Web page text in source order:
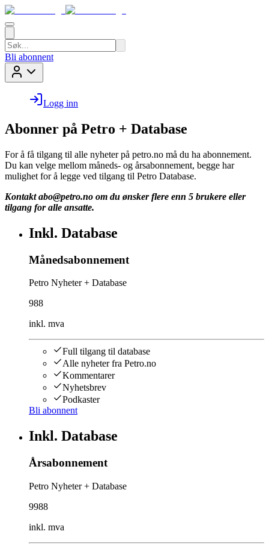
Bli abonnent
Logg inn
Abonner på Petro + Database
For å få tilgang til alle nyheter på petro.no må du ha abonnement.
Du kan velge mellom måneds- og årsabonnement, begge har
mulighet for å legge ved tilgang til Petro Database.
Kontakt abo@petro.no om du ønsker flere enn 5 brukere eller
tilgang for alle ansatte.
Inkl. Database
Månedsabonnement
Petro Nyheter + Database
988
inkl. mva
Full tilgang til database
Alle nyheter fra Petro.no
Kommentarer
Nyhetsbrev
Podkaster
Bli abonnent
Inkl. Database
Årsabonnement
Petro Nyheter + Database
9988
inkl. mva